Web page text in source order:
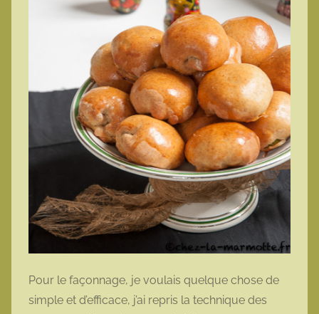
Pour le façonnage, je voulais quelque chose de
simple et d’efficace, j’ai repris la technique des